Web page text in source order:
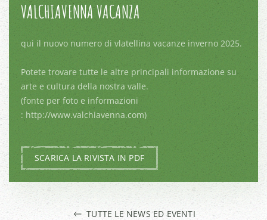
VALCHIAVENNA VACANZA
qui il nuovo numero di vlatellina vacanze inverno 2025.
Potete trovare tutte le altre principali informazione su
arte e cultura della nostra valle.
(fonte per foto e informazioni
: http://www.valchiavenna.com)
SCARICA LA RIVISTA IN PDF
TUTTE LE NEWS ED EVENTI